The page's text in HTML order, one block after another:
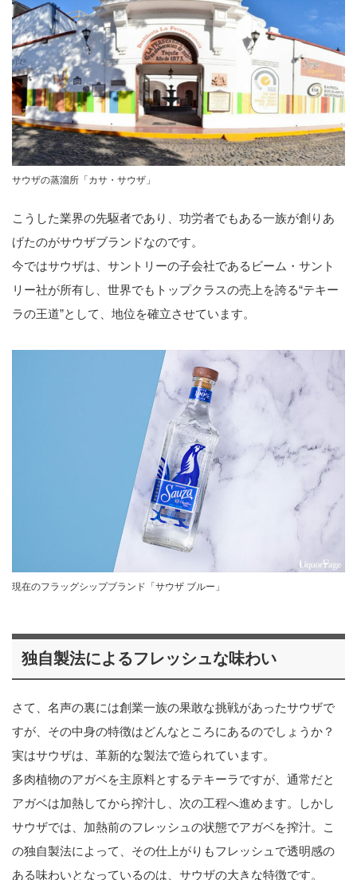
サウザの蒸溜所「カサ・サウザ」
こうした業界の先駆者であり、功労者でもある一族が創りあ
げたのがサウザブランドなのです。
今ではサウザは、サントリーの子会社であるビーム・サント
リー社が所有し、世界でもトップクラスの売上を誇る“テキー
ラの王道”として、地位を確立させています。
現在のフラッグシップブランド「サウザ ブルー」
独自製法によるフレッシュな味わい
さて、名声の裏には創業一族の果敢な挑戦があったサウザで
すが、その中身の特徴はどんなところにあるのでしょうか？
実はサウザは、革新的な製法で造られています。
多肉植物のアガベを主原料とするテキーラですが、通常だと
アガベは加熱してから搾汁し、次の工程へ進めます。しかし
サウザでは、加熱前のフレッシュの状態でアガベを搾汁。こ
の独自製法によって、その仕上がりもフレッシュで透明感の
ある味わいとなっているのは、サウザの大きな特徴です。